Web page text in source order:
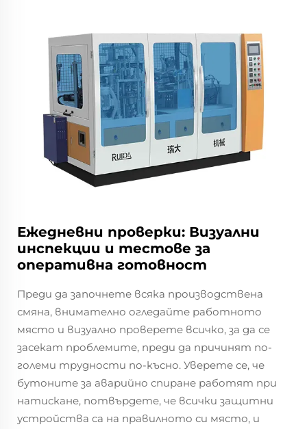
Ежедневни проверки: Визуални
инспекции и тестове за
оперативна готовност
Преди да започнете всяка производствена
смяна, внимателно огледайте работното
място и визуално проверете всичко, за да се
засекат проблемите, преди да причинят по-
големи трудности по-късно. Уверете се, че
бутоните за аварийно спиране работят при
натискане, потвърдете, че всички защитни
устройства са на правилното си място, и